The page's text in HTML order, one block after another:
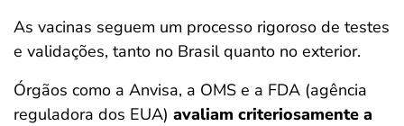
As vacinas seguem um processo rigoroso de testes
e validações, tanto no Brasil quanto no exterior.
Órgãos como a Anvisa, a OMS e a FDA (agência
reguladora dos EUA) avaliam criteriosamente a